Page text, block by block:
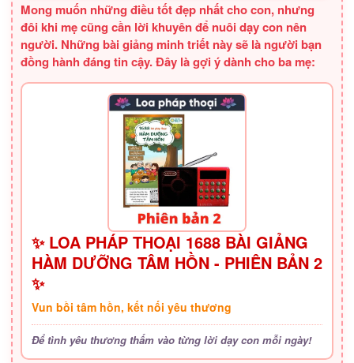
Mong muốn những điều tốt đẹp nhất cho con, nhưng
đôi khi mẹ cũng cần lời khuyên để nuôi dạy con nên
người. Những bài giảng minh triết này sẽ là người bạn
đồng hành đáng tin cậy. Đây là gợi ý dành cho ba mẹ:
✨ LOA PHÁP THOẠI 1688 BÀI GIẢNG
HÀM DƯỠNG TÂM HỒN - PHIÊN BẢN 2
✨
Vun bồi tâm hồn, kết nối yêu thương
Để tình yêu thương thấm vào từng lời dạy con mỗi ngày!